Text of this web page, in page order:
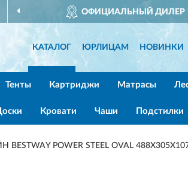
ОФИЦИАЛЬНЫЙ ДИЛЕР
КАТАЛОГ ЮРЛИЦАМ НОВИНКИ
Тенты Картриджи Матрасы
Кровати Чаши Подстилки
POWER STEEL OVAL